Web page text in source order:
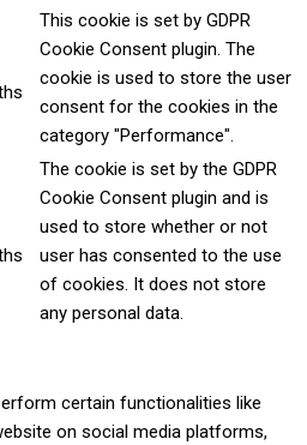
This cookie is set by GDPR
Cookie Consent plugin. The
cookie is used to store the user
consent for the cookies in the
category "Performance".
The cookie is set by the GDPR
Cookie Consent plugin and is
used to store whether or not
user has consented to the use
of cookies. It does not store
any personal data.
certain functionalities like
on social media platforms,